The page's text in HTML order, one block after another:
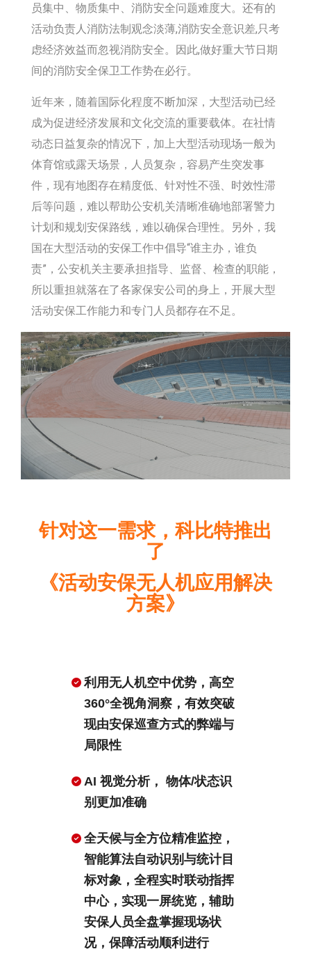
员集中、物质集中、消防安全问题难度大。还有的
活动负责人消防法制观念淡薄,消防安全意识差,只考
虑经济效益而忽视消防安全。因此,做好重大节日期
间的消防安全保卫工作势在必行。
近年来，随着国际化程度不断加深，大型活动已经
成为促进经济发展和文化交流的重要载体。在社情
动态日益复杂的情况下，加上大型活动现场一般为
体育馆或露天场景，人员复杂，容易产生突发事
件，现有地图存在精度低、针对性不强、时效性滞
后等问题，难以帮助公安机关清晰准确地部署警力
计划和规划安保路线，难以确保合理性。另外，我
国在大型活动的安保工作中倡导“谁主办，谁负
责”，公安机关主要承担指导、监督、检查的职能，
所以重担就落在了各家保安公司的身上，开展大型
活动安保工作能力和专门人员都存在不足。
针对这一需求，科比特推出
了
《活动安保无人机应用解决
方案》
利用无人机空中优势，高空
360°全视角洞察，有效突破
现由安保巡查方式的弊端与
局限性
AI 视觉分析， 物体/状态识
别更加准确
全天候与全方位精准监控，
智能算法自动识别与统计目
标对象，全程实时联动指挥
中心，实现一屏统览，辅助
安保人员全盘掌握现场状
况，保障活动顺利进行